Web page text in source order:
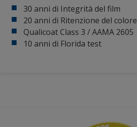
30 anni di Integrità del film
20 anni di Ritenzione del colore
Qualicoat Class 3 / AAMA 2605
10 anni di Florida test